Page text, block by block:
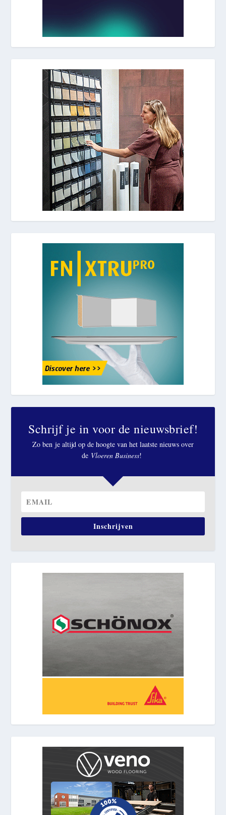
Schrijf je in voor de nieuwsbrief!
Zo ben je altijd op de hoogte van het laatste nieuws over
de Vloeren Business!
Inschrijven